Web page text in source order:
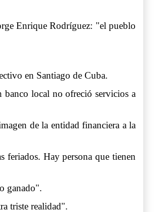
Enrique Rodríguez: "el pueblo
en Santiago de Cuba.
local no ofreció servicios a
de la entidad financiera a la
feriados. Hay persona que tienen
ganado".
triste realidad".